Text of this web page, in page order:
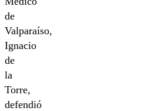
de
Valparaíso,
Ignacio
de
la
Torre,
defendió